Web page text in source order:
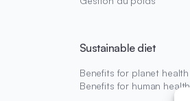
Sustainable diet
Benefits for planet health
Benefits for human health